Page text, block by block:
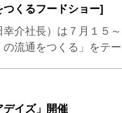
くるフードショー]
介社長）は７月１
流通をつくる」をテ
イズ」開催